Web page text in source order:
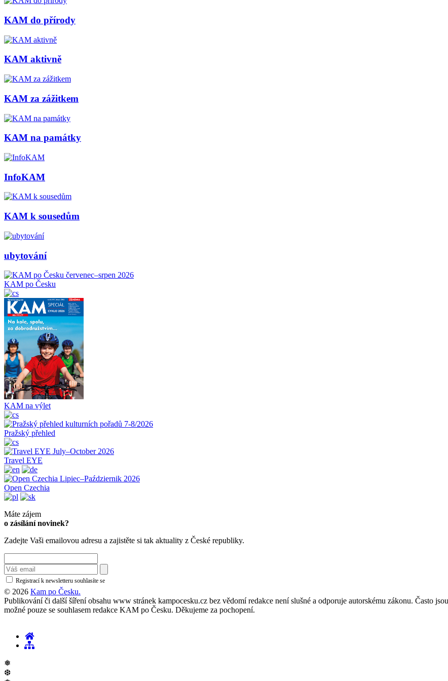
KAM do přírody
KAM aktivně
KAM za zážitkem
KAM na památky
InfoKAM
KAM k sousedům
ubytování
KAM po Česku
KAM na výlet
Pražský přehled
Travel EYE
Open Czechia
Máte zájem
o zásílání novinek?
Zadejte Vaši emailovou adresu a zajistěte si tak aktuality z České republiky.
Registrací k newsletteru souhlasíte se
© 2026 Kam po Česku.
Publikování či další šíření obsahu www stránek kampocesku.cz bez vědomí redakce není slušné a odporuje autorskému zákonu. Často
možné pouze se souhlasem redakce KAM po Česku. Děkujeme za pochopení.
❅
❆